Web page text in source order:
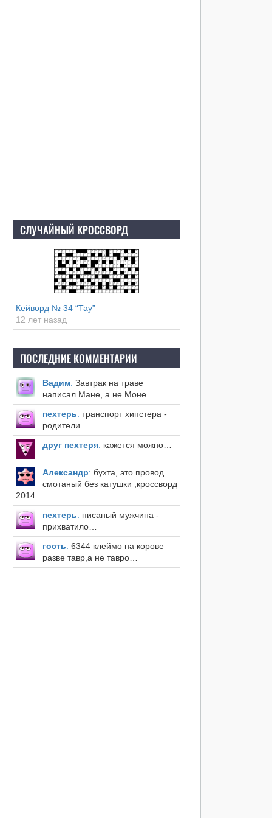
СЛУЧАЙНЫЙ КРОССВОРД
Кейворд № 34 “Тау”
12 лет назад
ПОСЛЕДНИЕ КОММЕНТАРИИ
Вадим: Завтрак на траве
написал Мане, а не Моне…
пехтерь: транспорт хипстера -
родители…
друг пехтеря: кажется можно…
Александр: бухта, это провод
смотаный без катушки ,кроссворд
2014…
пехтерь: писаный мужчина -
прихватило…
гость: 6344 клеймо на корове
разве тавр,а не тавро…